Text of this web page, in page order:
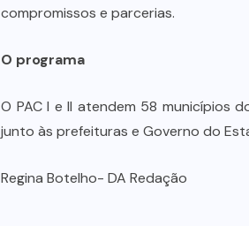
compromissos e parcerias.
O programa
O PAC I e II atendem 58 municípios
junto às prefeituras e Governo do
Regina Botelho- DA Redação